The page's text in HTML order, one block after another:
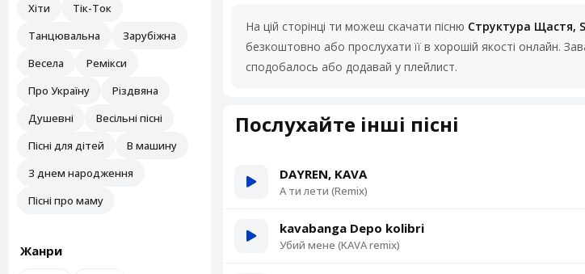
Хіти
Тік-Ток
Танцювальна
Зарубіжна
Весела
Ремікси
Про Україну
Різдвяна
Душевні
Весільні пісні
Пісні для дітей
В машину
З днем народження
Пісні про маму
Жанри
На цій сторінці ти можеш скачати пісню Структура Щастя,
безкоштовно або прослухати її в хорошій якості онлайн.
сподобалось або додавай у плейлист.
Послухайте інші пісні
DAYREN, KAVA
А ти лети (Remix)
kavabanga Depo kolibri
Убий мене (KAVA remix)